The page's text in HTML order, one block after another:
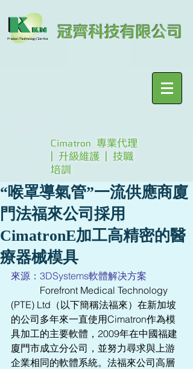
冠齊科技有限公司
Cimatron 專業代理
| 升級維護 | 技職
培訓
“喉罩導氣管”一流供應商廈
門法福來公司採用
CimatronE加工高精密的醫
療器械模具
來源：3DSystems軟體解决方案
(PTE) Ltd（以下簡稱法福來）在新加坡
的公司多年來一直使用Cimatron作為模
具加工的主要軟體，2009年在中國福建
廈門市成立分公司，並努力尋求與上游
企業相同的軟體系統。法福來公司高層